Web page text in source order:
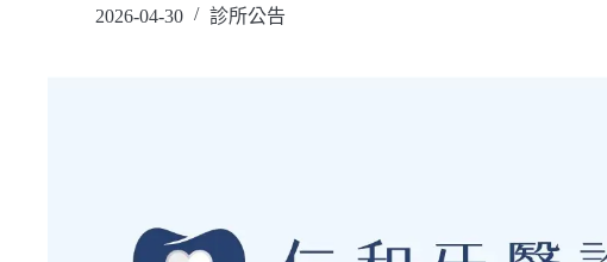
2026-04-30 診所公告